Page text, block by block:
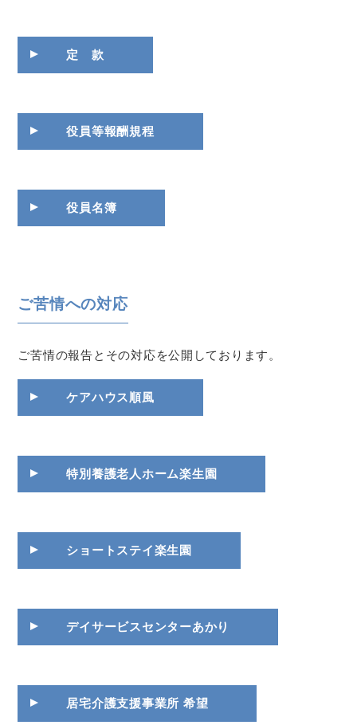
定 款
役員等報酬規程
役員名簿
ご苦情への対応
ご苦情の報告とその対応を公開しております。
ケアハウス順風
特別養護老人ホーム楽生園
ショートステイ楽生園
デイサービスセンターあかり
居宅介護支援事業所 希望